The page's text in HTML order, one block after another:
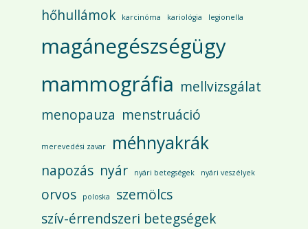
hőhullámok
karcinóma kariológia legionella
magánegészségügy
mammográfia mellvizsgálat
menopauza menstruáció
merevedési zavar méhnyakrák
napozás nyár nyári betegségek nyári veszélyek
orvos poloska
szemölcs
szív-érrendszeri betegségek